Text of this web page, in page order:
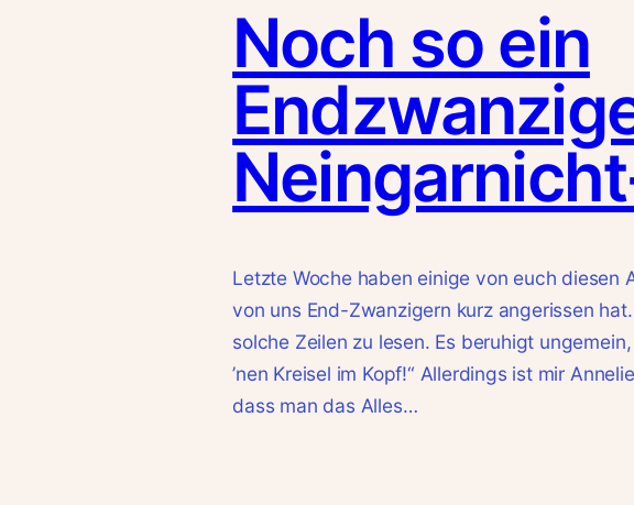
Noch so ein
Letzte Woche haben einige von euch diesen
von uns End-Zwanzigern kurz angerissen
solche Zeilen zu lesen. Es beruhigt
’nen Kreisel im Kopf!“ Allerdings ist mir
dass man das Alles…